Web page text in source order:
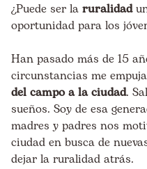
¿Puede ser la ruralidad
oportunidad para los
Han pasado más de 15
circunstancias me
del campo a la ciudad.
sueños. Soy de esa
madres y padres nos
ciudad en busca de
dejar la ruralidad atrás.